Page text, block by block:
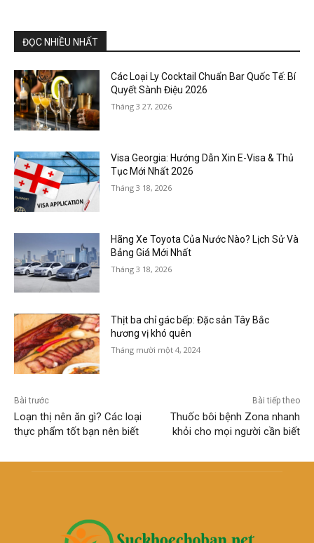
ĐỌC NHIỀU NHẤT
Các Loại Ly Cocktail Chuẩn Bar Quốc Tế: Bí
Quyết Sành Điệu 2026
Tháng 3 27, 2026
Visa Georgia: Hướng Dẫn Xin E-Visa & Thủ
Tục Mới Nhất 2026
Tháng 3 18, 2026
Hãng Xe Toyota Của Nước Nào? Lịch Sử Và
Bảng Giá Mới Nhất
Tháng 3 18, 2026
Thịt ba chỉ gác bếp: Đặc sản Tây Bắc
hương vị khó quên
Tháng mười một 4, 2024
Bài trước
Loạn thị nên ăn gì? Các loại
thực phẩm tốt bạn nên biết
Bài tiếp theo
Thuốc bôi bệnh Zona nhanh
khỏi cho mọi người cần biết